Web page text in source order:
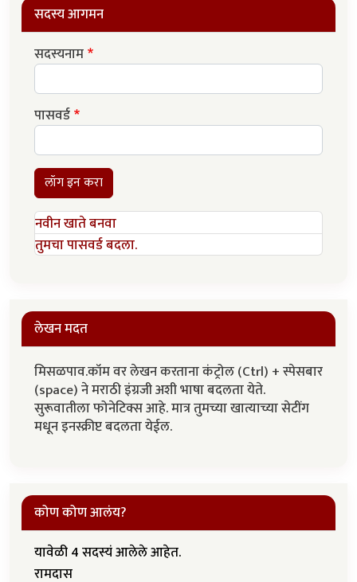
सदस्य आगमन
सदस्यनाम
पासवर्ड
लॉग इन करा
नवीन खाते बनवा
तुमचा पासवर्ड बदला.
लेखन मदत
मिसळपाव.कॉम वर लेखन करताना कंट्रोल (Ctrl) + स्पेसबार
(space) ने मराठी इंग्रजी अशी भाषा बदलता येते.
सुरूवातीला फोनेटिक्स आहे. मात्र तुमच्या खात्याच्या सेटींग
मधून इनस्क्रीप्ट बदलता येईल.
कोण कोण आलंय?
यावेळी 4 सदस्यं आलेले आहेत.
रामदास